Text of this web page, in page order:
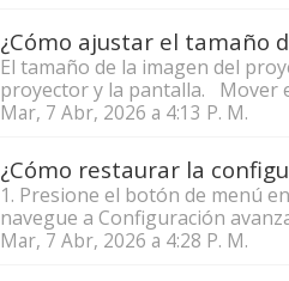
¿Cómo ajustar el tamaño
El tamaño de la imagen del
proyector y la pantalla. Mover
Mar, 7 Abr, 2026 a 4:13 P. M.
¿Cómo restaurar la
1. Presione el botón de menú
navegue a Configuración
Mar, 7 Abr, 2026 a 4:28 P. M.